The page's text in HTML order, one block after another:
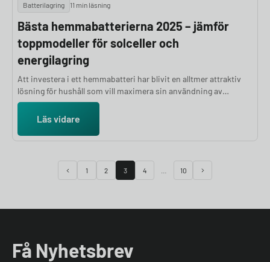
Batterilagring 11 min läsning
Bästa hemmabatterierna 2025 – jämför
toppmodeller för solceller och
energilagring
Att investera i ett hemmabatteri har blivit en alltmer attraktiv
lösning för hushåll som vill maximera sin användning av
solenergi, minska elkostnaderna och öka sin energisäkerhet.
Med ett växande utbud av batterisystem på marknaden kan det
de fem bästa hemmabatterierna 2025, jämför deras egenskaper
Läs vidare
1 2 3 4 10
Få Nyhetsbrev